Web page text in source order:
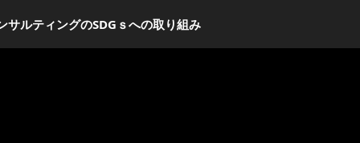
サルティングのSDGｓへの取り組み